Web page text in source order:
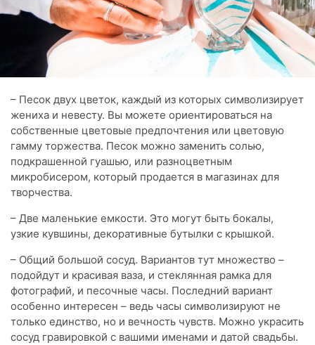
– Песок двух цветок, каждый из которых символизирует
жениха и невесту. Вы можете ориентироваться на
собственные цветовые предпочтения или цветовую
гамму торжества. Песок можно заменить солью,
подкрашенной гуашью, или разноцветным
микробисером, который продается в магазинах для
творчества.
– Две маленькие емкости. Это могут быть бокалы,
узкие кувшины, декоративные бутылки с крышкой.
– Общий большой сосуд. Вариантов тут множество –
подойдут и красивая ваза, и стеклянная рамка для
фотографий, и песочные часы. Последний вариант
особенно интересен – ведь часы символизируют не
только единство, но и вечность чувств. Можно украсить
сосуд гравировкой с вашими именами и датой свадьбы.